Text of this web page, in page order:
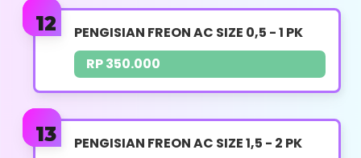
BONGKAR AC
HARGA : RP. 200.000
PENGISIAN FREON AC SIZE 0,5 - 1 PK
RP 350.000
PENGISIAN FREON AC SIZE 1,5 - 2 PK